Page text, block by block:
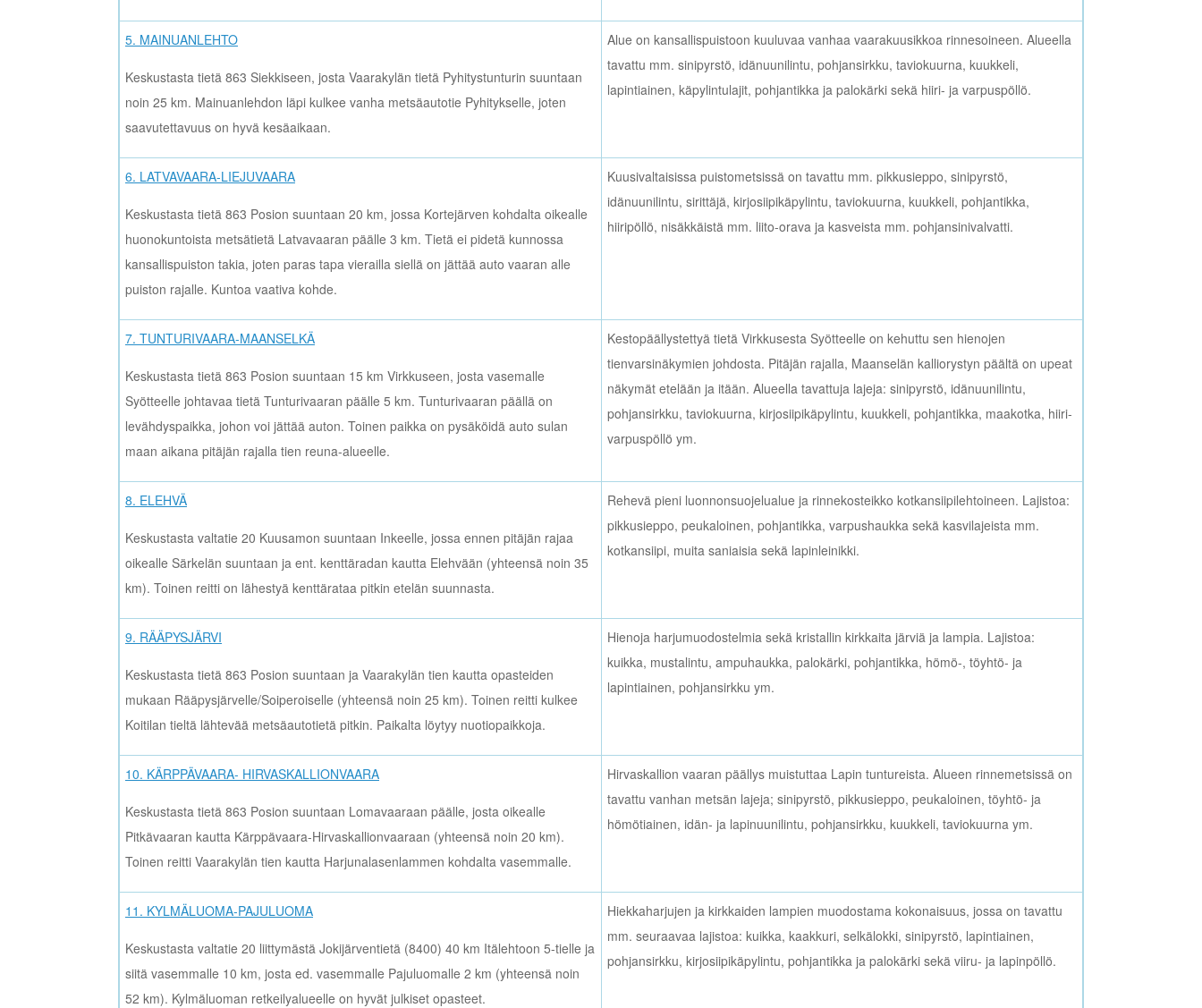
5. MAINUANLEHTO
Keskustasta tietä 863 Siekkiseen, josta Vaarakylän tietä Pyhitystunturin suuntaan
noin 25 km. Mainuanlehdon läpi kulkee vanha metsäautotie Pyhitykselle, joten
saavutettavuus on hyvä kesäaikaan.
Alue on kansallispuistoon kuuluvaa vanhaa vaarakuusikkoa rinnesoineen. Alueella
tavattu mm. sinipyrstö, idänuunilintu, pohjansirkku, taviokuurna, kuukkeli,
lapintiainen, käpylintulajit, pohjantikka ja palokärki sekä hiiri- ja varpuspöllö.
6. LATVAVAARA-LIEJUVAARA
Keskustasta tietä 863 Posion suuntaan 20 km, jossa Kortejärven kohdalta oikealle
huonokuntoista metsätietä Latvavaaran päälle 3 km. Tietä ei pidetä kunnossa
kansallispuiston takia, joten paras tapa vierailla siellä on jättää auto vaaran alle
puiston rajalle. Kuntoa vaativa kohde.
Kuusivaltaisissa puistometsissä on tavattu mm. pikkusieppo, sinipyrstö,
idänuunilintu, sirittäjä, kirjosiipikäpylintu, taviokuurna, kuukkeli, pohjantikka,
hiiripöllö, nisäkkäistä mm. liito-orava ja kasveista mm. pohjansinivalvatti.
7. TUNTURIVAARA-MAANSELKÄ
Keskustasta tietä 863 Posion suuntaan 15 km Virkkuseen, josta vasemalle
Syötteelle johtavaa tietä Tunturivaaran päälle 5 km. Tunturivaaran päällä on
levähdyspaikka, johon voi jättää auton. Toinen paikka on pysäköidä auto sulan
maan aikana pitäjän rajalla tien reuna-alueelle.
Kestopäällystettyä tietä Virkkusesta Syötteelle on kehuttu sen hienojen
tienvarsinäkymien johdosta. Pitäjän rajalla, Maanselän kalliorystyn päältä on upeat
näkymät etelään ja itään. Alueella tavattuja lajeja: sinipyrstö, idänuunilintu,
pohjansirkku, taviokuurna, kirjosiipikäpylintu, kuukkeli, pohjantikka, maakotka, hiiri-
varpuspöllö ym.
8. ELEHVÄ
Keskustasta valtatie 20 Kuusamon suuntaan Inkeelle, jossa ennen pitäjän rajaa
oikealle Särkelän suuntaan ja ent. kenttäradan kautta Elehvään (yhteensä noin 35
km). Toinen reitti on lähestyä kenttärataa pitkin etelän suunnasta.
Rehevä pieni luonnonsuojelualue ja rinnekosteikko kotkansiipilehtoineen. Lajistoa:
pikkusieppo, peukaloinen, pohjantikka, varpushaukka sekä kasvilajeista mm.
kotkansiipi, muita saniaisia sekä lapinleinikki.
9. RÄÄPYSJÄRVI
Keskustasta tietä 863 Posion suuntaan ja Vaarakylän tien kautta opasteiden
mukaan Rääpysjärvelle/Soiperoiselle (yhteensä noin 25 km). Toinen reitti kulkee
Koitilan tieltä lähtevää metsäautotietä pitkin. Paikalta löytyy nuotiopaikkoja.
Hienoja harjumuodostelmia sekä kristallin kirkkaita järviä ja lampia. Lajistoa:
kuikka, mustalintu, ampuhaukka, palokärki, pohjantikka, hömö-, töyhtö- ja
lapintiainen, pohjansirkku ym.
10. KÄRPPÄVAARA- HIRVASKALLIONVAARA
Keskustasta tietä 863 Posion suuntaan Lomavaaraan päälle, josta oikealle
Pitkävaaran kautta Kärppävaara-Hirvaskallionvaaraan (yhteensä noin 20 km).
Toinen reitti Vaarakylän tien kautta Harjunalasenlammen kohdalta vasemmalle.
Hirvaskallion vaaran päällys muistuttaa Lapin tuntureista. Alueen rinnemetsissä on
tavattu vanhan metsän lajeja; sinipyrstö, pikkusieppo, peukaloinen, töyhtö- ja
hömötiainen, idän- ja lapinuunilintu, pohjansirkku, kuukkeli, taviokuurna ym.
11. KYLMÄLUOMA-PAJULUOMA
Keskustasta valtatie 20 liittymästä Jokijärventietä (8400) 40 km Itälehtoon 5-tielle ja
siitä vasemmalle 10 km, josta ed. vasemmalle Pajuluomalle 2 km (yhteensä noin
52 km). Kylmäluoman retkeilyalueelle on hyvät julkiset opasteet.
Hiekkaharjujen ja kirkkaiden lampien muodostama kokonaisuus, jossa on tavattu
mm. seuraavaa lajistoa: kuikka, kaakkuri, selkälokki, sinipyrstö, lapintiainen,
pohjansirkku, kirjosiipikäpylintu, pohjantikka ja palokärki sekä viiru- ja lapinpöllö.